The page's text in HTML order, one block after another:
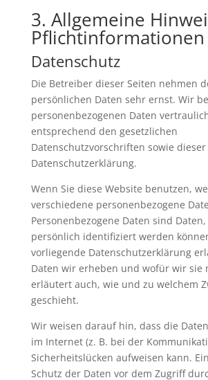
3. Allgemeine
Pflicht­informationen
Datenschutz
Die Betreiber dieser Seiten nehmen
persönlichen Daten sehr ernst. Wir
personenbezogenen Daten
entsprechend den gesetzlichen
Datenschutzvorschriften sowie dieser
Datenschutzerklärung.
Wenn Sie diese Website benutzen,
verschiedene personenbezogene
Personenbezogene Daten sind
persönlich identifiziert werden
vorliegende Datenschutzerklärung
Daten wir erheben und wofür wir sie
erläutert auch, wie und zu welchem
geschieht.
Wir weisen darauf hin, dass die
im Internet (z. B. bei der
Sicherheitslücken aufweisen kann.
Schutz der Daten vor dem Zugriff